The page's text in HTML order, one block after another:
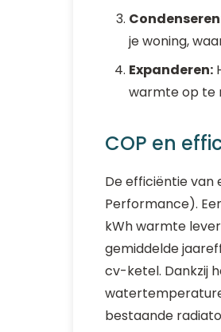
je woning,
Expanderen:
warmte op te
COP en
De efficiëntie van
Performance).
kWh warmte
gemiddelde
cv-ketel. Dankzij
bestaande